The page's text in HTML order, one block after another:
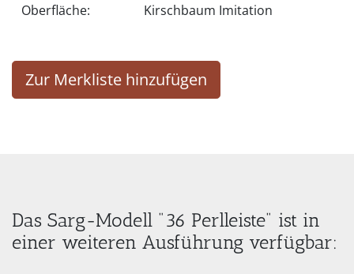
Oberfläche: Kirschbaum Imitation
Zur Merkliste hinzufügen
Das Sarg-Modell "36 Perlleiste" ist in
einer weiteren Ausführung verfügbar: